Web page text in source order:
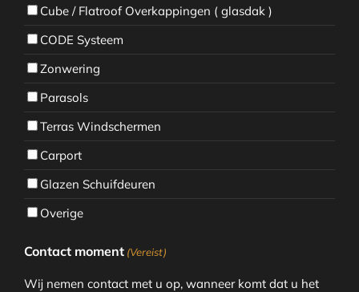
Cube / Flatroof Overkappingen ( glasdak )
CODE Systeem
Zonwering
Parasols
Terras Windschermen
Carport
Glazen Schuifdeuren
Overige
Contact moment (Vereist)
Wij nemen contact met u op, wanneer komt dat u het